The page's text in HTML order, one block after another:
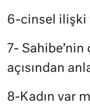
6-cinsel ilişki
7- Sahibe’nin
açısından
8-Kadın var